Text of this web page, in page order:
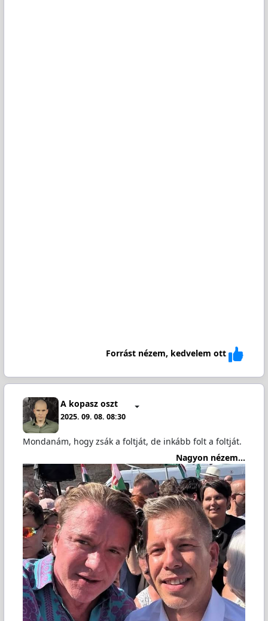
Forrást nézem, kedvelem ott
A kopasz oszt
2025. 09. 08. 08:30
Mondanám, hogy zsák a foltját, de inkább folt a foltját.
Nagyon nézem...